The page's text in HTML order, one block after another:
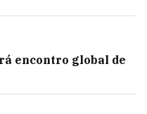
encontro global de